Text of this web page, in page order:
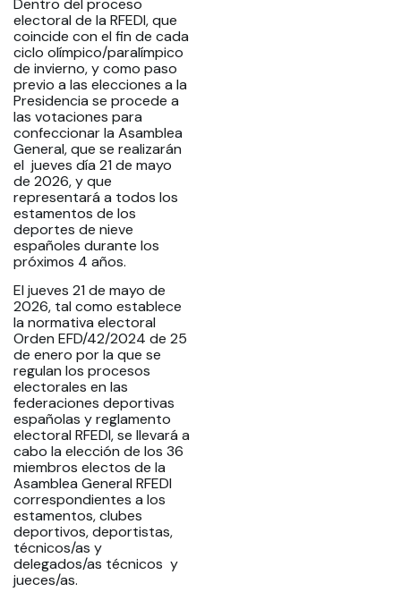
Dentro del proceso
electoral de la RFEDI, que
coincide con el fin de cada
ciclo olímpico/paralímpico
de invierno, y como paso
previo a las elecciones a la
Presidencia se procede a
las votaciones para
confeccionar la Asamblea
General, que se realizarán
el jueves día 21 de mayo
de 2026, y que
representará a todos los
estamentos de los
deportes de nieve
españoles durante los
próximos 4 años.
El jueves 21 de mayo de
2026, tal como establece
la normativa electoral
Orden EFD/42/2024 de 25
de enero por la que se
regulan los procesos
electorales en las
federaciones deportivas
españolas y reglamento
electoral RFEDI, se llevará a
cabo la elección de los 36
miembros electos de la
Asamblea General RFEDI
correspondientes a los
estamentos, clubes
deportivos, deportistas,
técnicos/as y
delegados/as técnicos y
jueces/as.